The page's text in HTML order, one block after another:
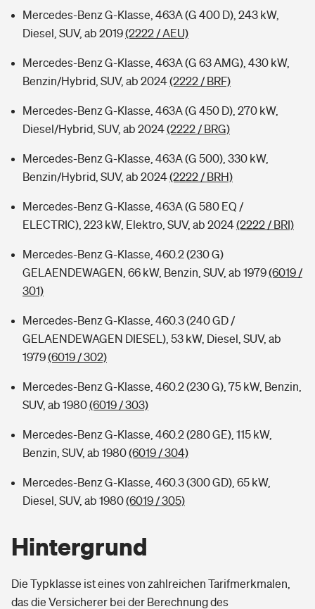
Mercedes-Benz G-Klasse, 463A (G 400 D), 243 kW,
Diesel, SUV, ab 2019(2222 / AEU)
Mercedes-Benz G-Klasse, 463A (G 63 AMG), 430 kW,
Benzin/Hybrid, SUV, ab 2024(2222 / BRF)
Mercedes-Benz G-Klasse, 463A (G 450 D), 270 kW,
Diesel/Hybrid, SUV, ab 2024(2222 / BRG)
Mercedes-Benz G-Klasse, 463A (G 500), 330 kW,
Benzin/Hybrid, SUV, ab 2024(2222 / BRH)
Mercedes-Benz G-Klasse, 463A (G 580 EQ /
ELECTRIC), 223 kW, Elektro, SUV, ab 2024(2222 / BRI)
Mercedes-Benz G-Klasse, 460.2 (230 G)
GELAENDEWAGEN, 66 kW, Benzin, SUV, ab 1979(6019 /
301)
Mercedes-Benz G-Klasse, 460.3 (240 GD /
GELAENDEWAGEN DIESEL), 53 kW, Diesel, SUV, ab
1979(6019 / 302)
Mercedes-Benz G-Klasse, 460.2 (230 G), 75 kW, Benzin,
SUV, ab 1980(6019 / 303)
Mercedes-Benz G-Klasse, 460.2 (280 GE), 115 kW,
Benzin, SUV, ab 1980(6019 / 304)
Mercedes-Benz G-Klasse, 460.3 (300 GD), 65 kW,
Diesel, SUV, ab 1980(6019 / 305)
Hintergrund
Die Typklasse ist eines von zahlreichen Tarifmerkmalen,
das die Versicherer bei der Berechnung des